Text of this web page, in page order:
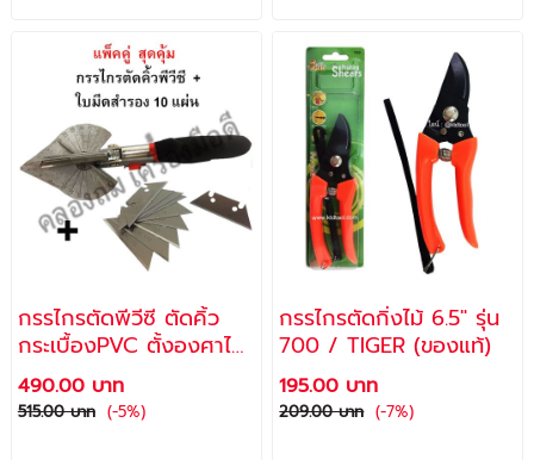
กรรไกรตัดพีวีซี ตัดคิ้ว
กระเบื้องPVC ตั้งองศาได้
ขนาด 8 นิ้ว +ใบมีดสำรอง
10 แผ่น
490.00 บาท
515.00 บาท (-5%)
กรรไกรตัดกิ่งไม้ 6.5" รุ่น
700 / TIGER (ของแท้)
195.00 บาท
209.00 บาท (-7%)